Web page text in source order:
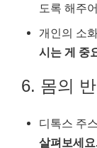
도록 해주
개인의 소
시는 게 중
6. 몸의
디톡스 주
살펴보세요.